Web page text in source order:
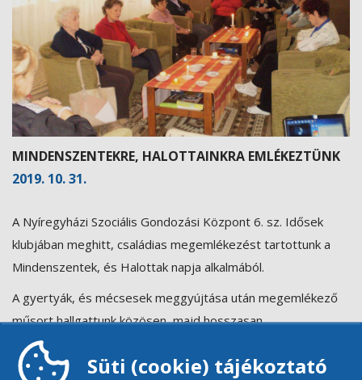
MINDENSZENTEKRE, HALOTTAINKRA EMLÉKEZTÜNK
2019. 10. 31.
A Nyíregyházi Szociális Gondozási Központ 6. sz. Idősek
klubjában meghitt, családias megemlékezést tartottunk a
Mindenszentek, és Halottak napja alkalmából.
A gyertyák, és mécsesek meggyújtása után megemlékező
műsort hallgattunk közösen, majd hosszasan
beszélgettünk. Emlékeztünk elhunyt klubtagjainkra, illetve
mindenki a saját elhunyt hozzátartozójára.
Süti (cookie) tájékoztató